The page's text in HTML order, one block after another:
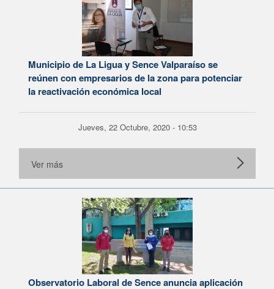
Municipio de La Ligua y Sence Valparaíso se
reúnen con empresarios de la zona para potenciar
la reactivación económica local
Jueves, 22 Octubre, 2020 - 10:53
Ver más
Observatorio Laboral de Sence anuncia aplicación